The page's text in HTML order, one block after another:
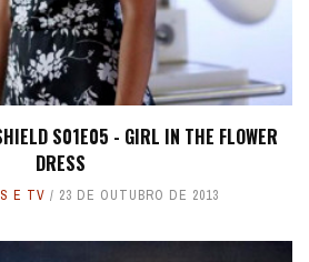
S01E05 - GIRL IN THE FLOWER
DRESS
E TV 23 DE OUTUBRO DE 2013